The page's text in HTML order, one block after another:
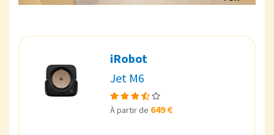
iRobot
Jet M6
À partir de 649 €